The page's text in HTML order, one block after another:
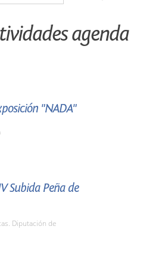
agenda
"NADA"
Subida Peña de
Diputación de